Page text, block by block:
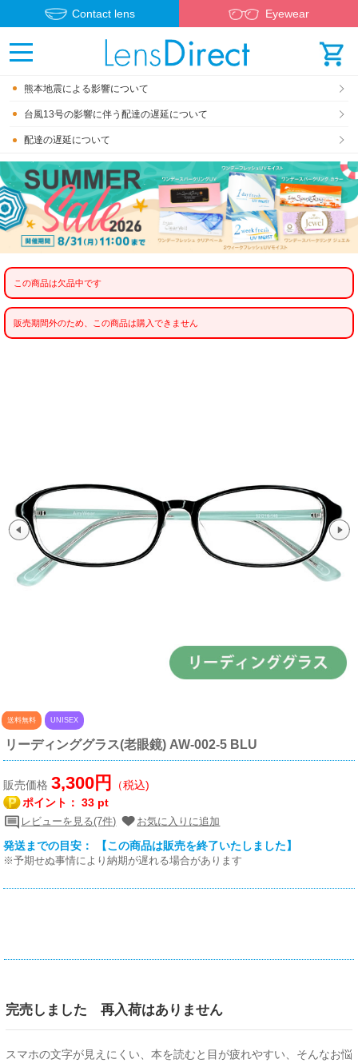
Contact lens Eyewear
熊本地震による影響について
台風13号の影響に伴う配達の遅延について
配達の遅延について
この商品は欠品中です
販売期間外のため、この商品は購入できません
送料無料 UNISEX
リーディンググラス(老眼鏡) AW-002-5 BLU
販売価格3,300円
（税込)
ポイント：33 pt
レビューを見る(7件) お気に入りに追加
発送までの目安： 【この商品は販売を終了いたしました】
※予期せぬ事情により納期が遅れる場合があります
完売しました 再入荷はありません
スマホの文字が見えにくい、本を読むと目が疲れやすい、そんなお悩